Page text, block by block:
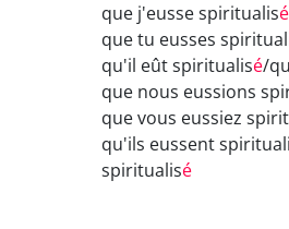
que j'eusse spiritualisé
que tu eusses
qu'il eût spiritualisé/
que nous eussions
que vous eussiez
qu'ils eussent
spiritualisé